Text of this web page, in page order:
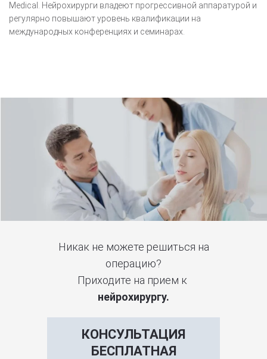
Medical. Нейрохирурги владеют прогрессивной аппаратурой и
регулярно повышают уровень квалификации на
международных конференциях и семинарах.
Никак не можете решиться на
операцию?
Приходите на прием к
нейрохирургу.
КОНСУЛЬТАЦИЯ
БЕСПЛАТНАЯ